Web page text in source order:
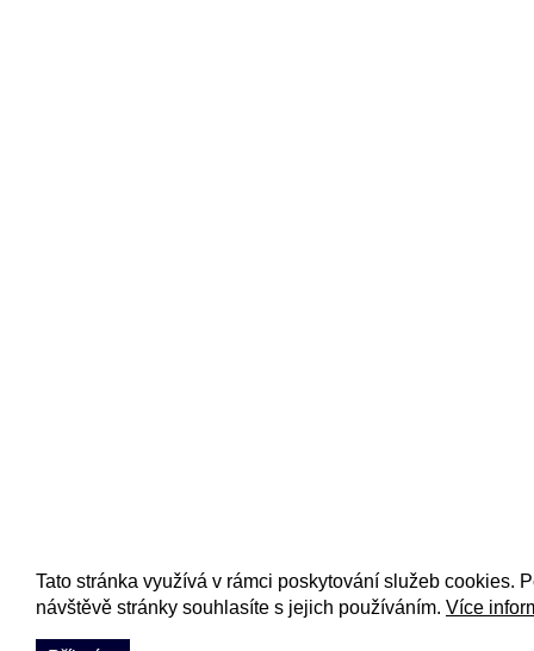
Tato stránka využívá v rámci poskytování služeb cookies.
návštěvě stránky souhlasíte s jejich používáním. Více